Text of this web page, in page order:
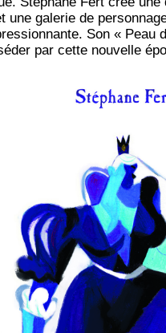
une galerie de
Son « Peau
par cette nouvelle